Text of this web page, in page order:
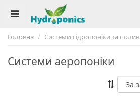
Головна Системи гідропоніки та полив
Системи аеропоніки